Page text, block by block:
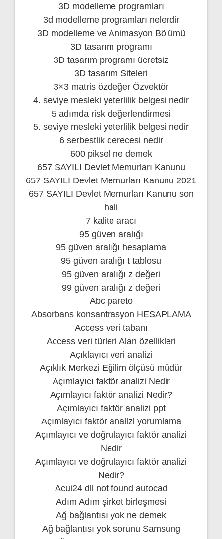
3D modelleme programları
3d modelleme programları nelerdir
3D modelleme ve Animasyon Bölümü
3D tasarım programı
3D tasarım programı ücretsiz
3D tasarım Siteleri
3×3 matris özdeğer Özvektör
4. seviye mesleki yeterlilik belgesi nedir
5 adımda risk değerlendirmesi
5. seviye mesleki yeterlilik belgesi nedir
6 serbestlik derecesi nedir
600 piksel ne demek
657 SAYILI Devlet Memurları Kanunu
657 SAYILI Devlet Memurları Kanunu 2021
657 SAYILI Devlet Memurları Kanunu son
hali
7 kalite aracı
95 güven aralığı
95 güven aralığı hesaplama
95 güven aralığı t tablosu
95 güven aralığı z değeri
99 güven aralığı z değeri
Abc pareto
Absorbans konsantrasyon HESAPLAMA
Access veri tabanı
Access veri türleri Alan özellikleri
Açıklayıcı veri analizi
Açıklık Merkezi Eğilim ölçüsü müdür
Açımlayıcı faktör analizi Nedir
Açımlayıcı faktör analizi Nedir?
Açımlayıcı faktör analizi ppt
Açımlayıcı faktör analizi yorumlama
Açımlayıcı ve doğrulayıcı faktör analizi
Nedir
Açımlayıcı ve doğrulayıcı faktör analizi
Nedir?
Acui24 dll not found autocad
Adım Adım şirket birleşmesi
Ağ bağlantısı yok ne demek
Ağ bağlantısı yok sorunu Samsung